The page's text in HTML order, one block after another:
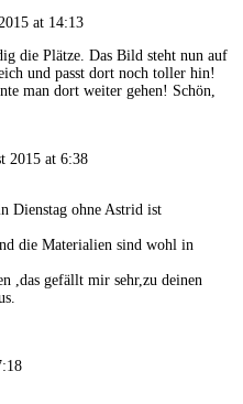
at 14:13
die Plätze. Das Bild steht nun auf
und passt dort noch toller hin!
man dort weiter gehen! Schön,
2015 at 6:38
Dienstag ohne Astrid ist
die Materialien sind wohl in
,das gefällt mir sehr,zu deinen